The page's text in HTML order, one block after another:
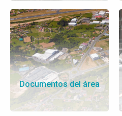
Documentos del área